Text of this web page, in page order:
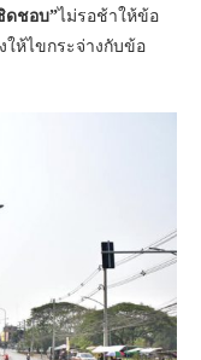
ดชอบ”ไม่รอช้าให้ข้อ
ให้ไขกระจ่างกับข้อ